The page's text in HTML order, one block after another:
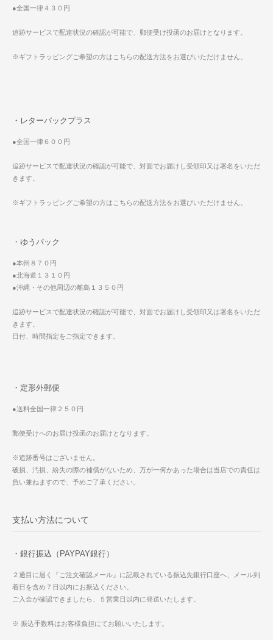
●全国一律４３０円
追跡サービスで配達状況の確認が可能で、郵便受け投函のお届けとなります。
※ギフトラッピングご希望の方はこちらの配送方法をお選びいただけません。
・レターパックプラス
●全国一律６００円
追跡サービスで配達状況の確認が可能で、対面でお届けし受領印又は署名をいただ
きます。
※ギフトラッピングご希望の方はこちらの配送方法をお選びいただけません。
・ゆうパック
●本州８７０円
●北海道１３１０円
●沖縄・その他周辺の離島１３５０円
追跡サービスで配達状況の確認が可能で、対面でお届けし受領印又は署名をいただ
きます。
日付、時間指定をご指定できます。
・定形外郵便
●送料全国一律２５０円
郵便受けへのお届け投函のお届けとなります。
※追跡番号はございません。
破損、汚損、紛失の際の補償がないため、万が一何かあった場合は当店での責任は
負い兼ねますので、予めご了承ください。
支払い方法について
・銀行振込（PAYPAY銀行）
２通目に届く『ご注文確認メール』に記載されている振込先銀行口座へ、メール到
着日を含め７日以内にお振込ください。
ご入金が確認できましたら、５営業日以内に発送いたします。
※ 振込手数料はお客様負担にてお願いいたします。